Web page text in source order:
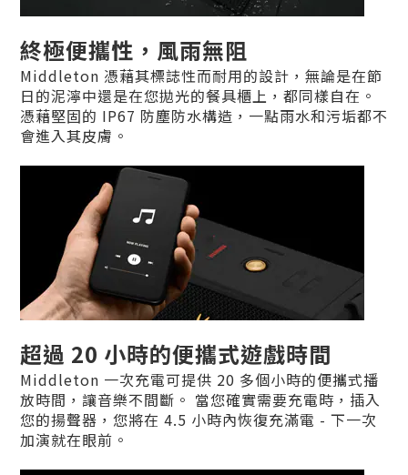
終極便攜性，風雨無阻
Middleton 憑藉其標誌性而耐用的設計，無論是在節
日的泥濘中還是在您拋光的餐具櫃上，都同樣自在。
憑藉堅固的 IP67 防塵防水構造，一點雨水和污垢都不
會進入其皮膚。
超過 20 小時的便攜式遊戲時間
Middleton 一次充電可提供 20 多個小時的便攜式播
放時間，讓音樂不間斷。 當您確實需要充電時，插入
您的揚聲器，您將在 4.5 小時內恢復充滿電 - 下一次
加演就在眼前。